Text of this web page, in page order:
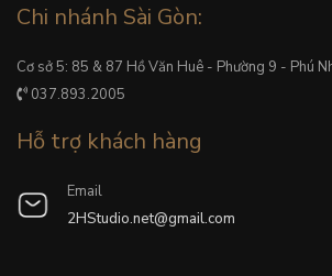
Chi nhánh Sài Gòn:
Cơ sở 5: 85 & 87 Hồ Văn Huê - Phường 9 - Phú
037.893.2005
Hỗ trợ khách hàng
Email
2HStudio.net@gmail.com